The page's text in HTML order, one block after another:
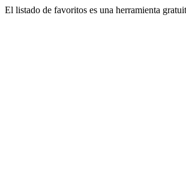
El listado de favoritos es una herramienta